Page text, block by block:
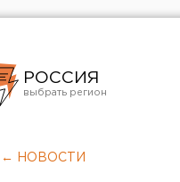
РОССИЯ
Челябинск
← НОВОСТИ